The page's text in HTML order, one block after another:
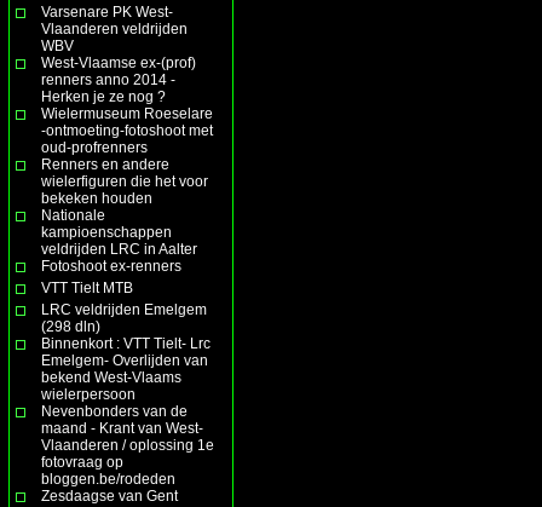
Varsenare PK West-
Vlaanderen veldrijden
WBV
West-Vlaamse ex-(prof)
renners anno 2014 -
Herken je ze nog ?
Wielermuseum Roeselare
-ontmoeting-fotoshoot met
oud-profrenners
Renners en andere
wielerfiguren die het voor
bekeken houden
Nationale
kampioenschappen
veldrijden LRC in Aalter
Fotoshoot ex-renners
VTT Tielt MTB
LRC veldrijden Emelgem
(298 dln)
Binnenkort : VTT Tielt- Lrc
Emelgem- Overlijden van
bekend West-Vlaams
wielerpersoon
Nevenbonders van de
maand - Krant van West-
Vlaanderen / oplossing 1e
fotovraag op
bloggen.be/rodeden
Zesdaagse van Gent